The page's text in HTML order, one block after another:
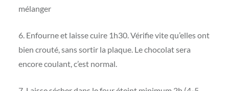
mélanger
6. Enfourne et laisse cuire 1h30. Vérifie vite qu’elles ont
bien crouté, sans sortir la plaque. Le chocolat sera
encore coulant, c’est normal.